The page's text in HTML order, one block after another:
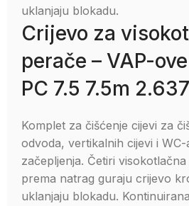
uklanjaju blokadu.
Crijevo za
perače – VAP-
PC 7.5 7.5m
Komplet za čišćenje cijevi za
odvoda, vertikalnih cijevi i
začepljenja. Četiri
prema natrag guraju crijevo
uklanjaju blokadu.